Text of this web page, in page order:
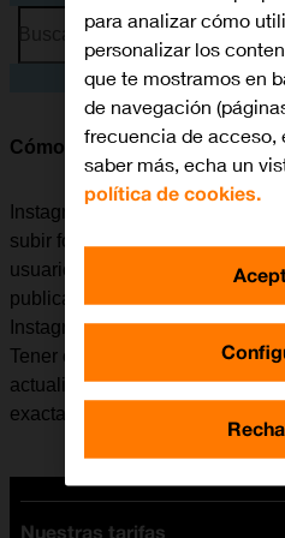
Busca por problema o tema
Cómo utilizar Instagram
Instagram es una red social y
subir fotografías y vídeos
usuarios. Se puede seguir a
publicaciones de otros y dar al
Instagram, es necesario
Tener en cuenta que el
actualizando la app y por eso
exactamente con el contenido
Nuestras tarifas
para analizar cómo
personalizar los
que te mostramos en
de navegación
frecuencia de acceso,
saber más, echa un
política de cookies.